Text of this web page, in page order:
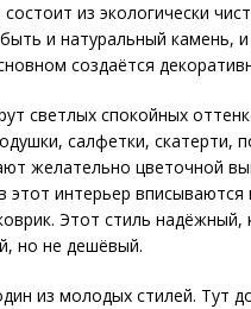
состоит из экологически
и натуральный камень,
создаётся
светлых спокойных
салфетки, скатерти,
желательно цветочной
этот интерьер вписываются
Этот стиль
но не дешёвый.
из молодых стилей. Тут